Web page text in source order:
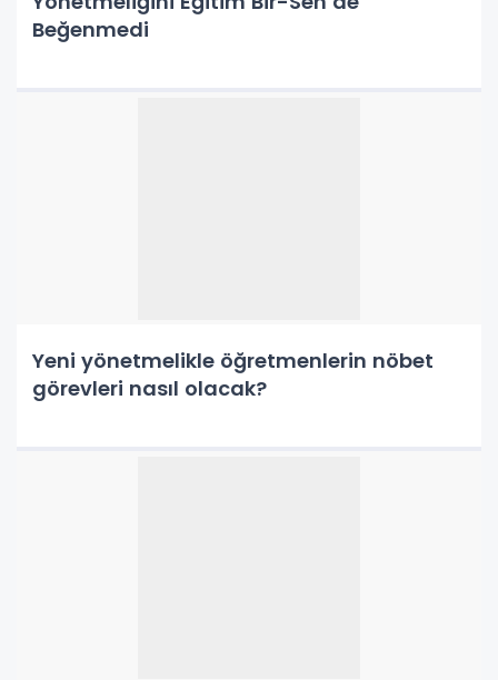
Beğenmedi
Yeni yönetmelikle öğretmenlerin nöbet
görevleri nasıl olacak?